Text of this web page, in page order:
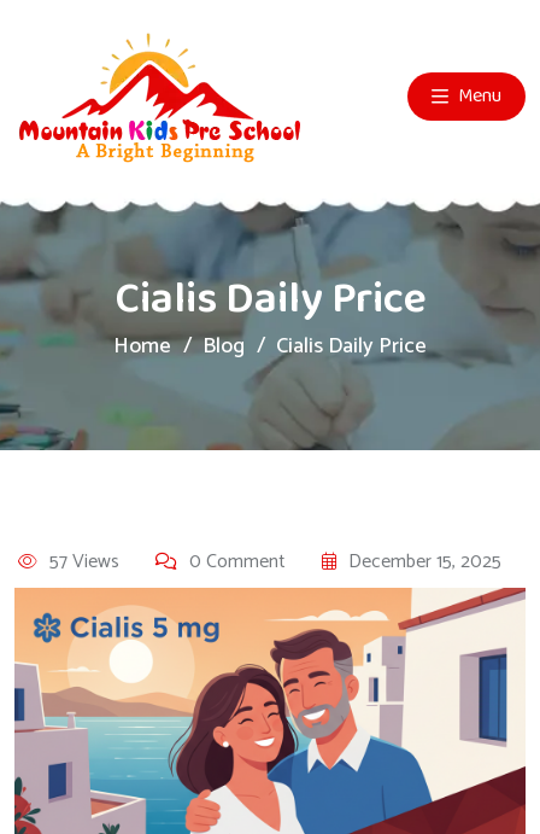
Menu
Cialis Daily Price
Home Blog Cialis Daily Price
57 Views 0 Comment December 15, 2025